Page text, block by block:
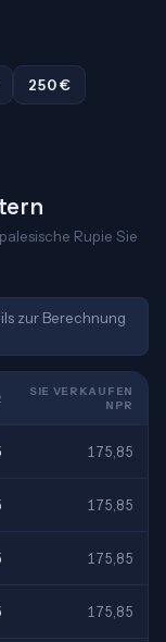
250 €
Rupie Sie
zur Berechnung
SIE VERKAUFEN
NPR
175,85
175,85
175,85
175,85